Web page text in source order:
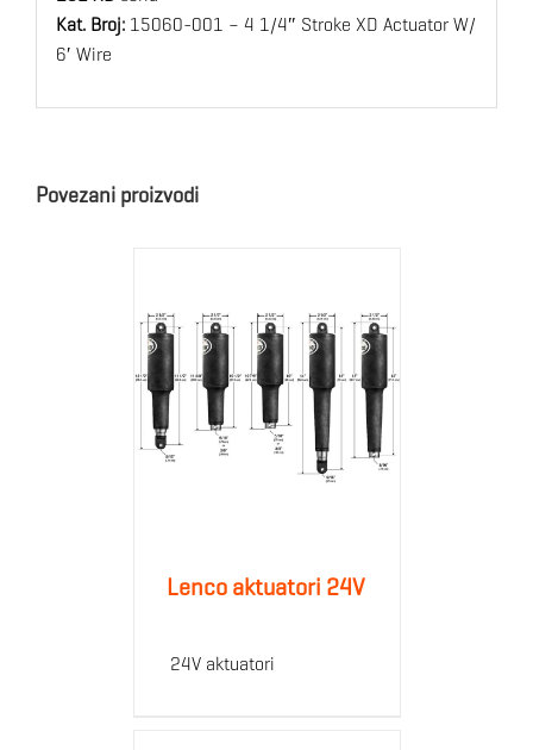
Kat. Broj: 15060-001 – 4 1/4″ Stroke XD Actuator W/
6′ Wire
Povezani proizvodi
Lenco aktuatori 24V
24V aktuatori